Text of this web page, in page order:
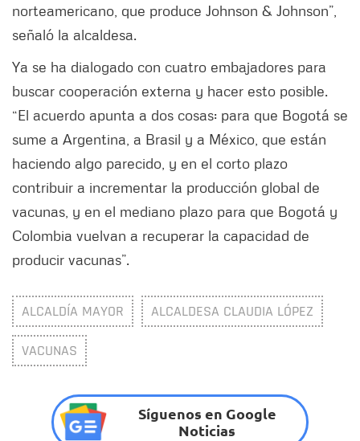
norteamericano, que produce Johnson & Johnson”,
señaló la alcaldesa.
Ya se ha dialogado con cuatro embajadores para
buscar cooperación externa y hacer esto posible.
“El acuerdo apunta a dos cosas: para que Bogotá se
sume a Argentina, a Brasil y a México, que están
haciendo algo parecido, y en el corto plazo
contribuir a incrementar la producción global de
vacunas, y en el mediano plazo para que Bogotá y
Colombia vuelvan a recuperar la capacidad de
producir vacunas”.
ALCALDÍA MAYOR ALCALDESA CLAUDIA LÓPEZ
VACUNAS
Síguenos en Google
Noticias